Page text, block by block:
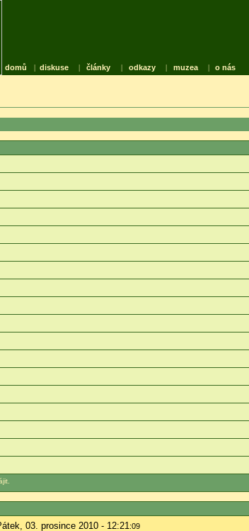
domů | diskuse | články | odkazy | muzea | o nás
03. prosince 2010 - 12:21:09